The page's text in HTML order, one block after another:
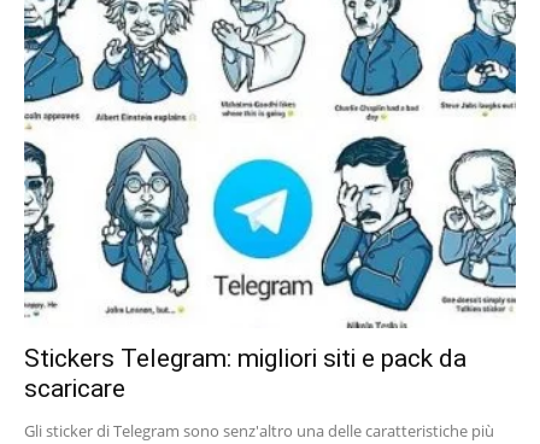
Stickers Telegram: migliori siti e pack da
scaricare
Gli sticker di Telegram sono senz'altro una delle caratteristiche più